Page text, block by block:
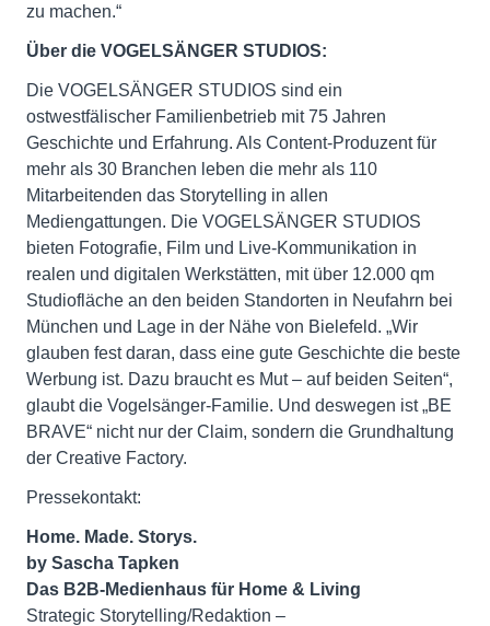
zu machen.“
Über die VOGELSÄNGER STUDIOS:
Die VOGELSÄNGER STUDIOS sind ein
ostwestfälischer Familienbetrieb mit 75 Jahren
Geschichte und Erfahrung. Als Content-Produzent für
mehr als 30 Branchen leben die mehr als 110
Mitarbeitenden das Storytelling in allen
Mediengattungen. Die VOGELSÄNGER STUDIOS
bieten Fotografie, Film und Live-Kommunikation in
realen und digitalen Werkstätten, mit über 12.000 qm
Studiofläche an den beiden Standorten in Neufahrn bei
München und Lage in der Nähe von Bielefeld. „Wir
glauben fest daran, dass eine gute Geschichte die beste
Werbung ist. Dazu braucht es Mut – auf beiden Seiten“,
glaubt die Vogelsänger-Familie. Und deswegen ist „BE
BRAVE“ nicht nur der Claim, sondern die Grundhaltung
der Creative Factory.
Pressekontakt:
Home. Made. Storys.
by Sascha Tapken
Das B2B-Medienhaus für Home & Living
Strategic Storytelling/Redaktion –